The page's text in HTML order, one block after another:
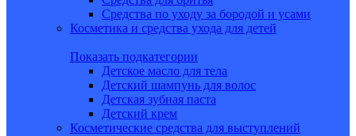
Средства по уходу за бородой и усами
Косметика и средства ухода для детей
Показать подкатегории
Детское масло для тела
Детский шампунь для волос
Детская зубная паста
Детский крем
Косметические средства для выступлений